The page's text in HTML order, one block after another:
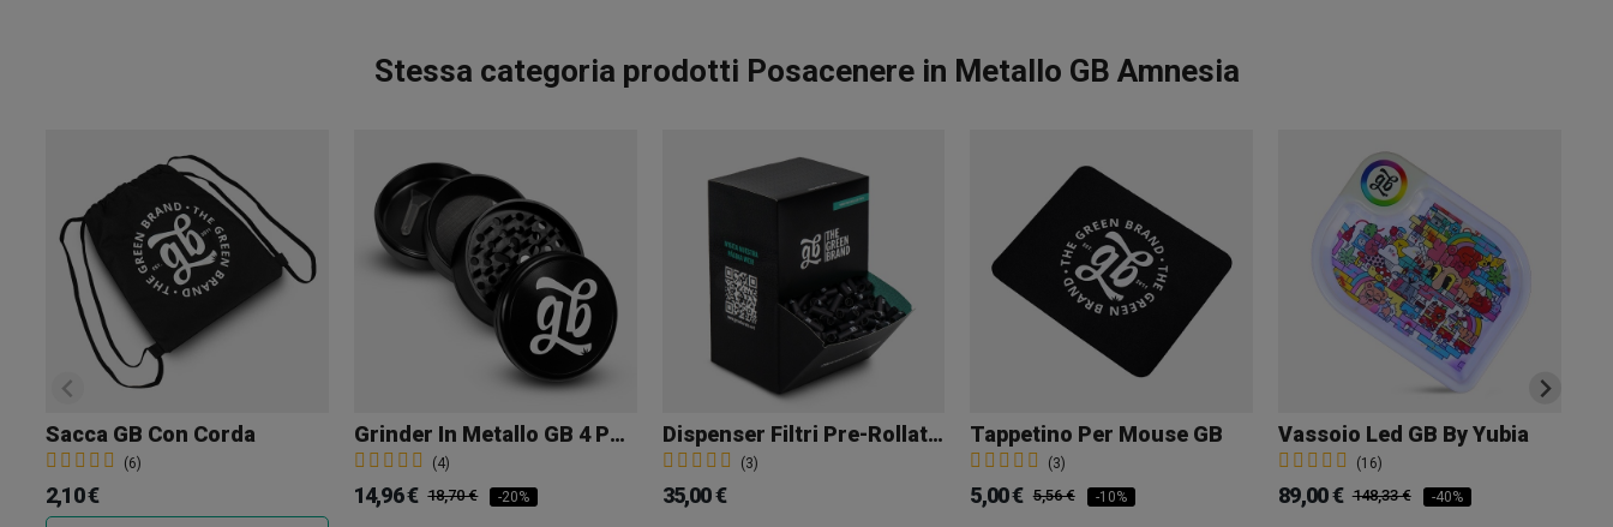
Stessa categoria prodotti Posacenere in Metallo GB Amnesia
Sacca GB Con Corda
(6)
2,10 €
Grinder In Metallo GB 4 Parti 63mm
(4)
14,96 € 18,70 € -20%
Dispenser Filtri Pre-Rollati 1000 GB
(3)
35,00 €
Tappetino Per Mouse GB
(3)
5,00 € 5,56 € -10%
Vassoio Led GB By Yubia
(16)
89,00 € 148,33 € -40%